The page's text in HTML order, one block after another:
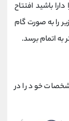
باشید افتتاح
را به صورت گام
به اتمام برسد.
خود را در